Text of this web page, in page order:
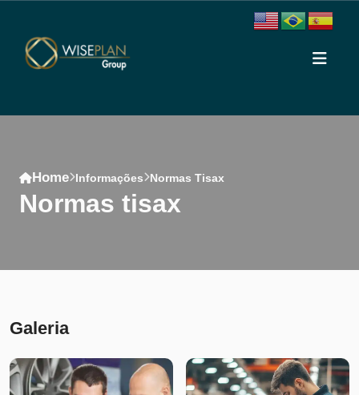
Home Informações Normas Tisax
normas tisax
Galeria